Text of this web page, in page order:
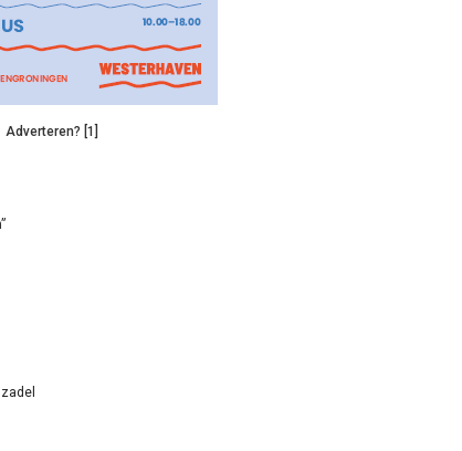
Adverteren? [1]